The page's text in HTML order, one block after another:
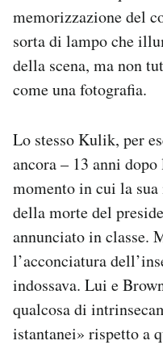
memorizzazione del
sorta di lampo che
della scena, ma non
come una fotografia.
Lo stesso Kulik, per
ancora – 13 anni
momento in cui la sua
della morte del
annunciato in classe.
l’acconciatura
indossava. Lui e
qualcosa di
istantanei» rispetto a